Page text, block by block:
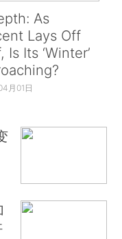
As
Lays Off
Is Its ‘Winter’
月01日